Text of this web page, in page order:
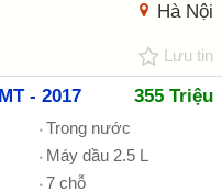
Hà Nội
Lưu tin
- 2017 355 Triệu
Trong nước
Máy dầu 2.5 L
7 chỗ